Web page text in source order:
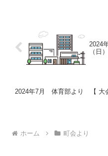
2024
（日
2024年7月 体育部より 【 大
ホーム 町会より